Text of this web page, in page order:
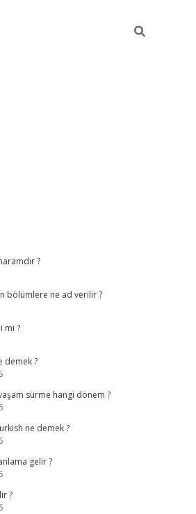
?
bölümlere ne ad verilir ?
mi ?
demek ?
sürme hangi dönem ?
ne demek ?
gelir ?
?